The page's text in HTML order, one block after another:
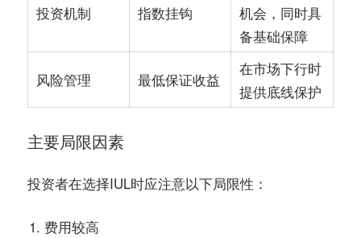
投资机制 指数挂钩
机会，同时具
备基础保障
风险管理 最低保证收益
在市场下行时
提供底线保护
主要局限因素
投资者在选择IUL时应注意以下局限性：
费用较高